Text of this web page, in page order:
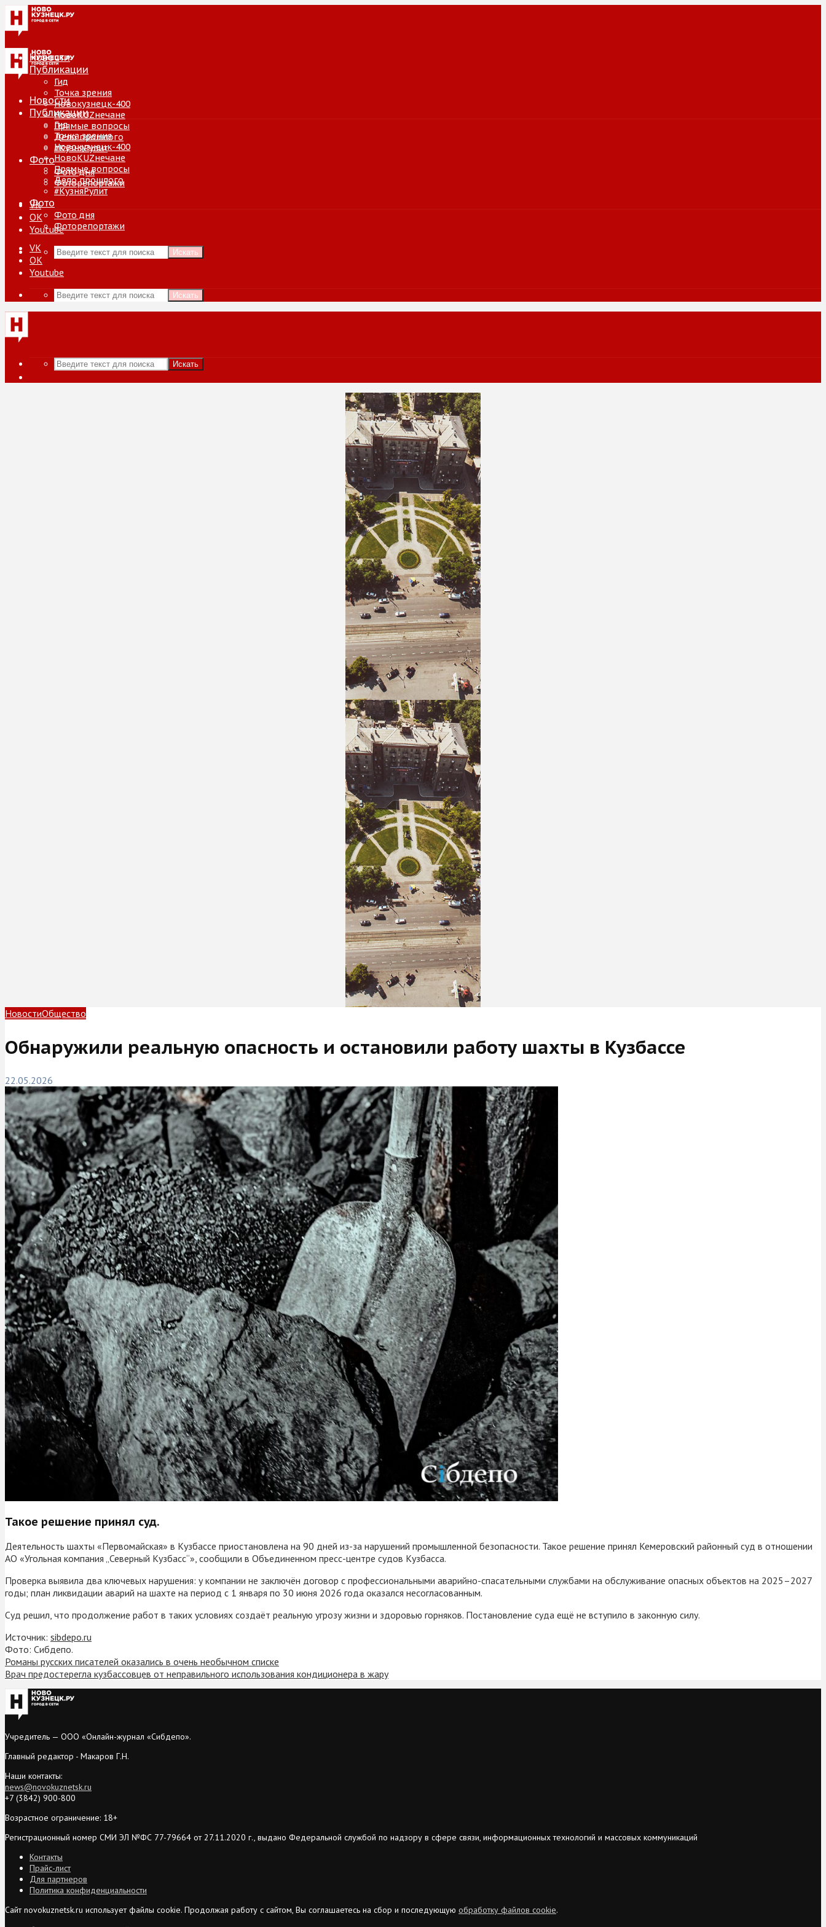
Новости
Публикации
Гид
Точка зрения
Новокузнецк-400
НовоKUZнечане
Прямые вопросы
Дело прошлого
#КузняРулит
Фото
Фото дня
Фоторепортажи
VK
ОК
Youtube
Искать
Новости
Публикации
Гид
Точка зрения
Новокузнецк-400
НовоKUZнечане
Прямые вопросы
Дело прошлого
#КузняРулит
Фото
Фото дня
Фоторепортажи
VK
ОК
Youtube
Искать
Искать
НовостиОбщество
Обнаружили реальную опасность и остановили работу шахты в Кузбассе
22.05.2026
Такое решение принял суд.
Деятельность шахты «Первомайская» в Кузбассе приостановлена на 90 дней из-за нарушений промышленной безопасности. Такое решение принял Кемеровский районный суд в отношении
АО «Угольная компания „Северный Кузбасс“», сообщили в Объединенном пресс-центре судов Кузбасса.
Проверка выявила два ключевых нарушения: у компании не заключён договор с профессиональными аварийно-спасательными службами на обслуживание опасных объектов на 2025–2027
годы; план ликвидации аварий на шахте на период с 1 января по 30 июня 2026 года оказался несогласованным.
Суд решил, что продолжение работ в таких условиях создаёт реальную угрозу жизни и здоровью горняков. Постановление суда ещё не вступило в законную силу.
Источник: sibdepo.ru
Фото: Сибдепо.
Романы русских писателей оказались в очень необычном списке
Врач предостерегла кузбассовцев от неправильного использования кондиционера в жару
Учредитель — ООО «Онлайн-журнал «Сибдепо».
Главный редактор - Макаров Г.Н.
Наши контакты:
news@novokuznetsk.ru
+7 (3842) 900-800
Возрастное ограничение: 18+
Регистрационный номер СМИ ЭЛ №ФС 77-79664 от 27.11.2020 г., выдано Федеральной службой по надзору в сфере связи, информационных технологий и массовых коммуникаций
Контакты
Прайс-лист
Для партнеров
Политика конфиденциальности
Сайт novokuznetsk.ru использует файлы cookie. Продолжая работу с сайтом, Вы соглашаетесь на сбор и последующую обработку файлов cookie.